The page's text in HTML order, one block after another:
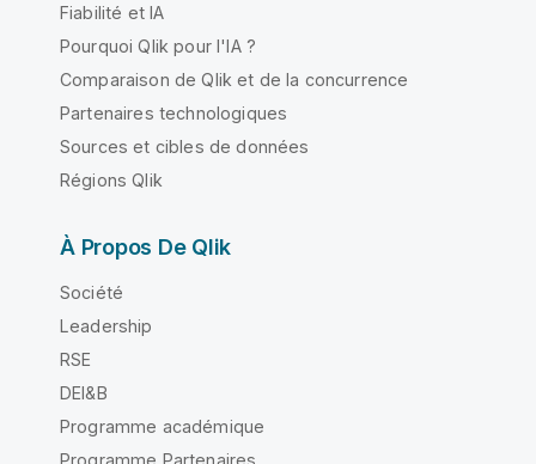
Fiabilité et IA
Pourquoi Qlik pour l'IA ?
Comparaison de Qlik et de la concurrence
Partenaires technologiques
Sources et cibles de données
Régions Qlik
À Propos De Qlik
Société
Leadership
RSE
DEI&B
Programme académique
Programme Partenaires